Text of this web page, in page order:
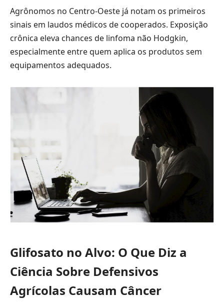
Agrônomos no Centro-Oeste já notam os primeiros
sinais em laudos médicos de cooperados. Exposição
crônica eleva chances de linfoma não Hodgkin,
especialmente entre quem aplica os produtos sem
equipamentos adequados.
Glifosato no Alvo: O Que Diz a
Ciência Sobre Defensivos
Agrícolas Causam Câncer